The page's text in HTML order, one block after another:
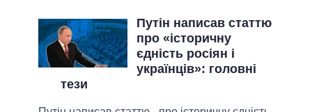
Путін написав статтю
про «історичну
єдність росіян і
українців»: головні
тези